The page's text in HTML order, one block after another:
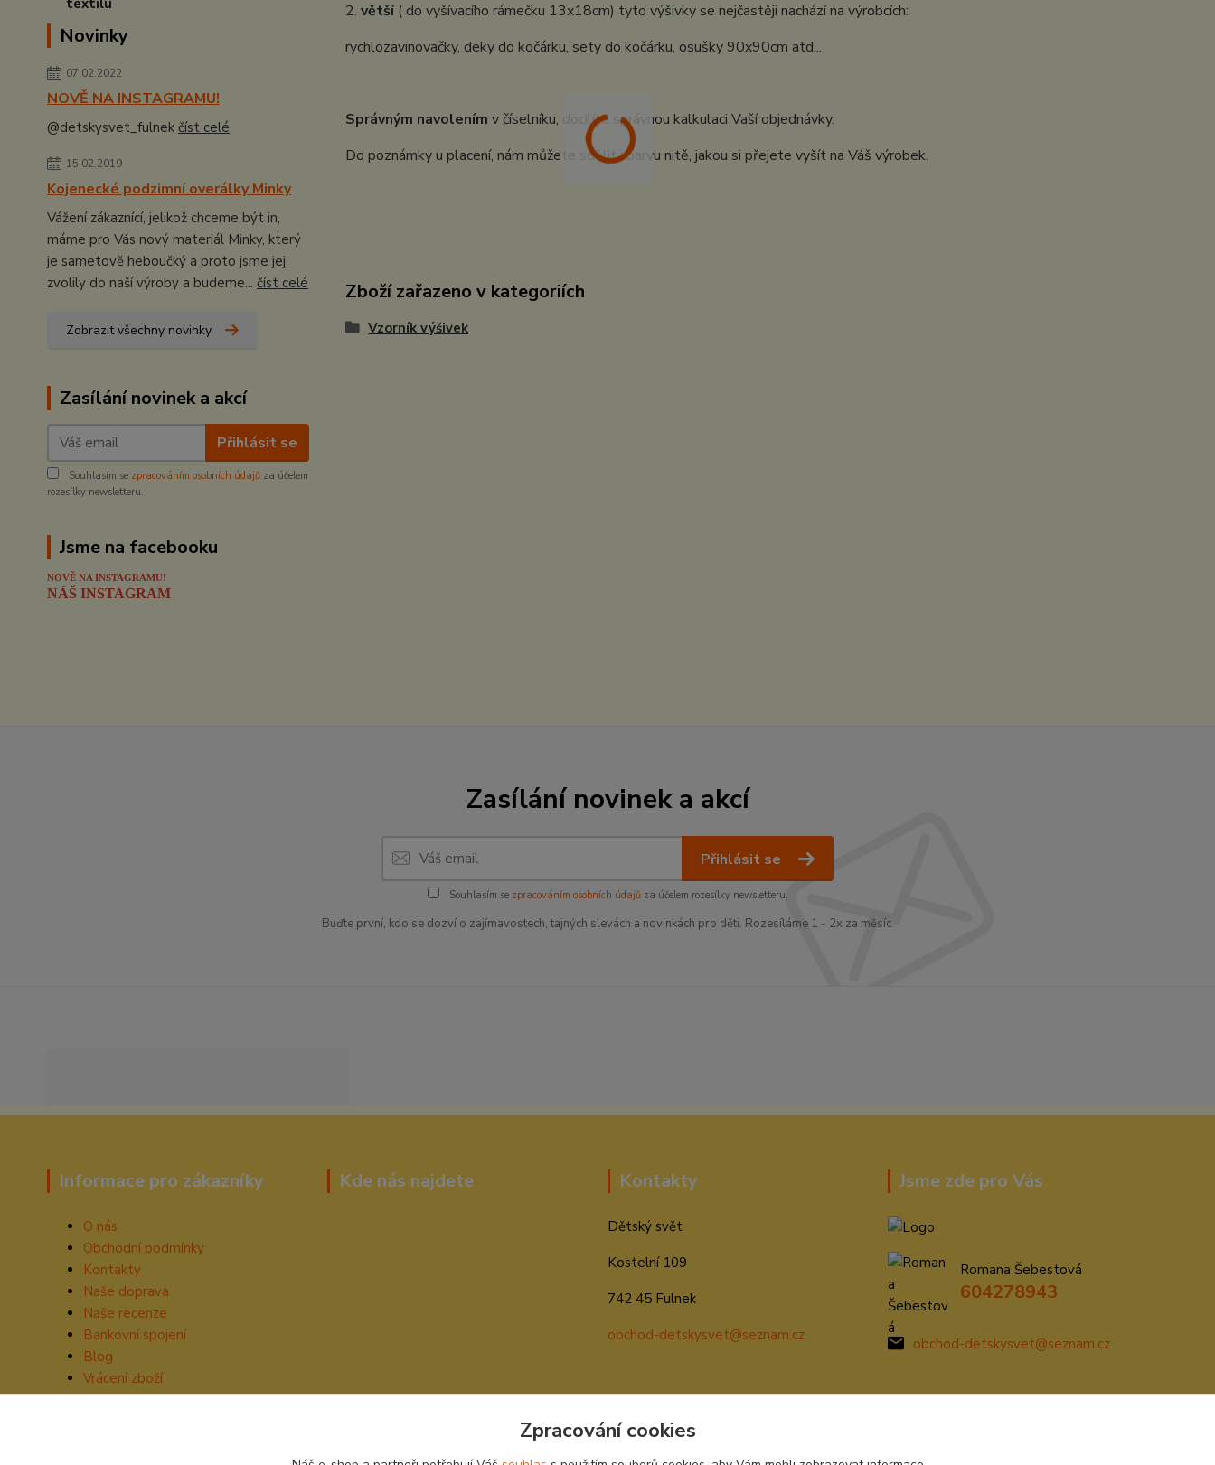
Novinky
07.02.2022
NOVĚ NA INSTAGRAMU!
@detskysvet_fulnek číst celé
15.02.2019
Kojenecké podzimní overálky Minky
Vážení zákaznící, jelikož chceme být in,
máme pro Vás nový materiál Minky, který
je sametově heboučký a proto jsme jej
zvolily do naší výroby a budeme... číst celé
Zobrazit všechny novinky
Zasílání novinek a akcí
Přihlásit se
Souhlasím se zpracováním osobních údajů za účelem
rozesílky newsletteru.
Jsme na facebooku
NOVĚ NA INSTAGRAMU!
NÁŠ INSTAGRAM
2. větší( do vyšívacího rámečku 13x18cm) tyto výšivky se nejčastěji nachází na výrobcích:
rychlozavinovačky, deky do kočárku, sety do kočárku, osušky 90x90cm atd...
Správným navolením v číselníku, docílíte správnou kalkulaci Vaší objednávky.
Do poznámky u placení, nám můžete sdělit i barvu nitě, jakou si přejete vyšít na Váš výrobek.
Zboží zařazeno v kategoriích
Vzorník výšivek
Zasílání novinek a akcí
Přihlásit se
Souhlasím se zpracováním osobních údajůza účelem rozesílky newsletteru.
Buďte první, kdo se dozví o zajímavostech, tajných slevách a novinkách pro děti. Rozesíláme 1 - 2x za měsíc.
Informace pro zákazníky
O nás
Obchodní podmínky
Kontakty
Naše doprava
Naše recenze
Bankovní spojení
Blog
Vrácení zboží
Kde nás najdete Kontakty
Dětský svět
Kostelní 109
742 45 Fulnek
obchod-detskysvet@seznam.cz
Jsme zde pro Vás
Romana Šebestová
604278943
obchod-detskysvet@seznam.cz
Zpracování cookies